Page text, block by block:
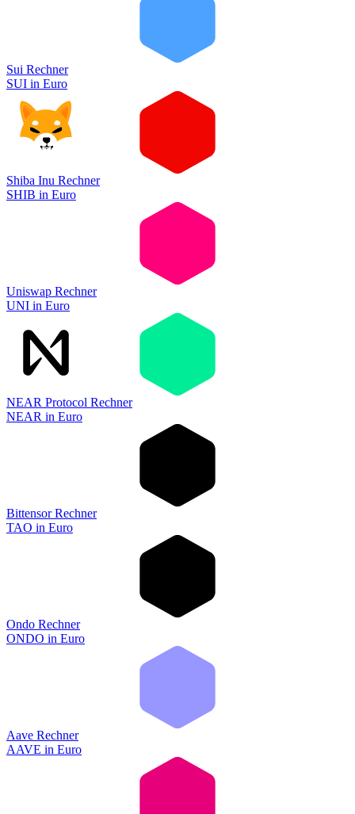
Sui Rechner
SUI in Euro
Shiba Inu Rechner
SHIB in Euro
Uniswap Rechner
UNI in Euro
NEAR Protocol Rechner
NEAR in Euro
Bittensor Rechner
TAO in Euro
Ondo Rechner
ONDO in Euro
Aave Rechner
AAVE in Euro